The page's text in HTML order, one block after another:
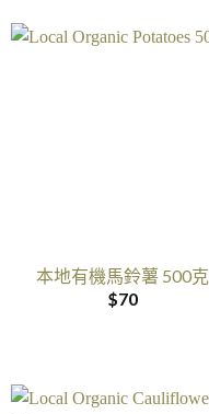
本地有機馬鈴薯 500克
$70